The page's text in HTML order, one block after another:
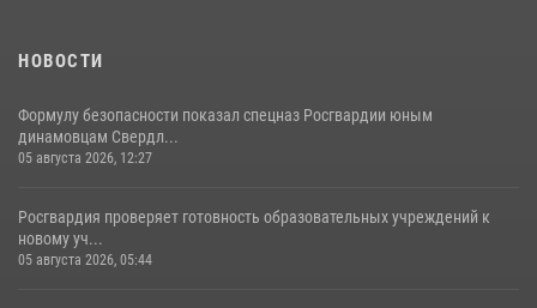
НОВОСТИ
Формулу безопасности показал спецназ Росгвардии юным
динамовцам Свердл...
05 августа 2026, 12:27
Росгвардия проверяет готовность образовательных учреждений к
новому уч...
05 августа 2026, 05:44